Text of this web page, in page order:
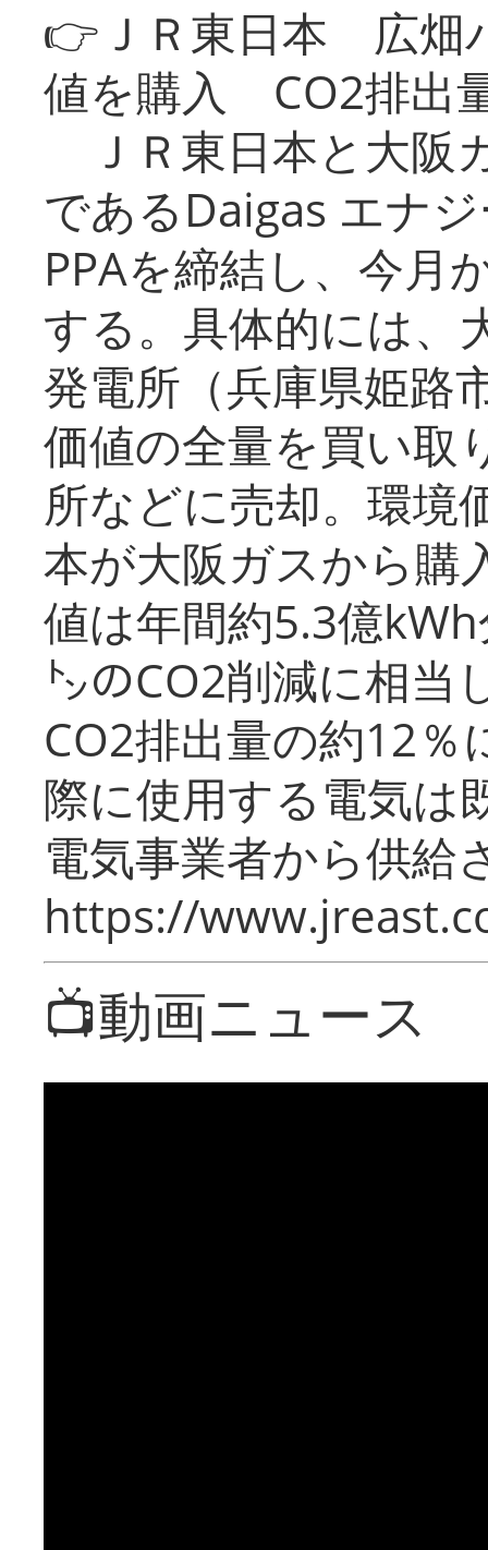
👉ＪＲ東日本 広畑
値を購入 CO2排出
ＪＲ東日本と大阪
であるDaigas エナ
PPAを締結し、今月
する。具体的には、
発電所（兵庫県姫路
価値の全量を買い取
所などに売却。環境
本が大阪ガスから購
値は年間約5.3億
㌧のCO2削減に相当
CO2排出量の約12％
際に使用する電気は
電気事業者から供給
https://
📺動画ニュース